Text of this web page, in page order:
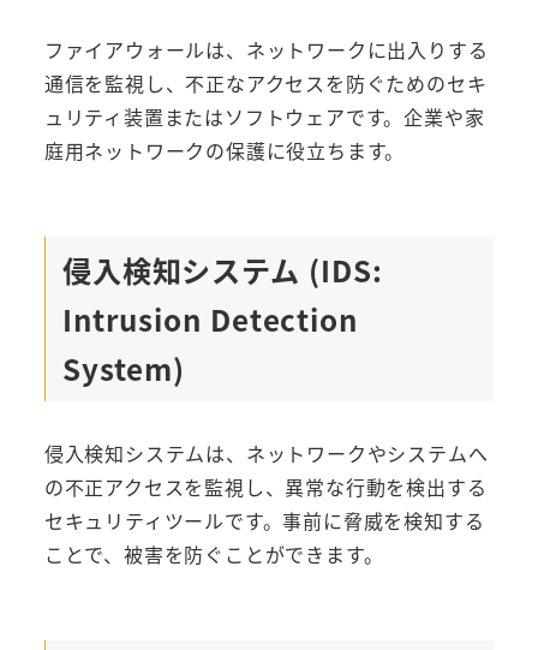
ファイアウォールは、ネットワークに出入りする
通信を監視し、不正なアクセスを防ぐためのセキ
ュリティ装置またはソフトウェアです。企業や家
庭用ネットワークの保護に役立ちます。
侵入検知システム (IDS:
Intrusion Detection
System)
侵入検知システムは、ネットワークやシステムへ
の不正アクセスを監視し、異常な行動を検出する
セキュリティツールです。事前に脅威を検知する
ことで、被害を防ぐことができます。